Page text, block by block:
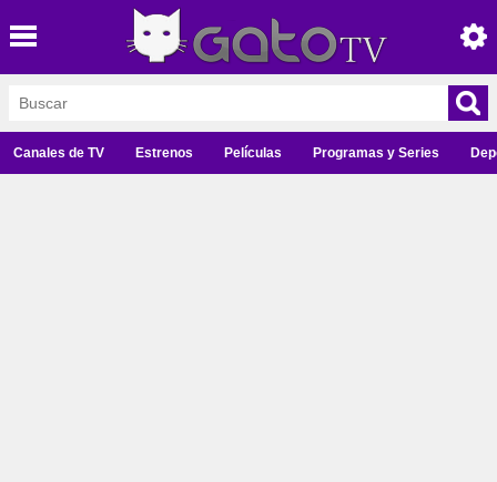
Canales de TV Estrenos Películas Programas y Series